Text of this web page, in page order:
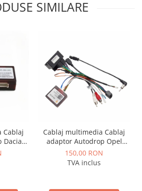
SIMILARE
Cablaj
Dacia
Cablaj multimedia Cablaj
adaptor Autodrop Opel
pentru Navigatii
multimedia Android
150,00 RON
TVA inclus